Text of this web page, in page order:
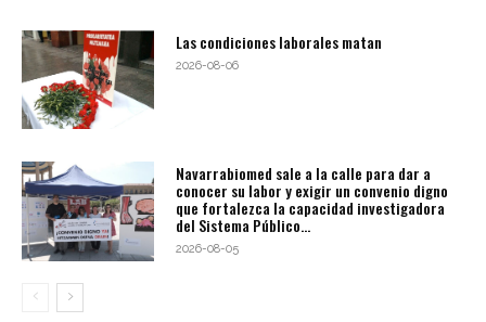
Las condiciones laborales matan
2026-08-06
Navarrabiomed sale a la calle para dar a
conocer su labor y exigir un convenio digno
que fortalezca la capacidad investigadora
del Sistema Público...
2026-08-05